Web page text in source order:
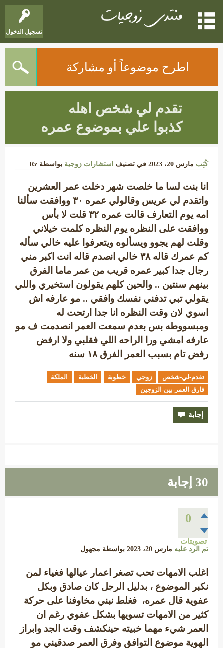
تسجيل الدخول
اطرح موضوعاً أو مشاركة
تقدم لي شخص اهله
كذبوا علي بموضوع عمره
كُتِب مارس 20، 2023 في تصنيف استشارات زوجية بواسطة Rz
انا بنت لسا ما خلصت شهر دخلت عمر العشرين
واتقدم لي عريس وقالولي عمره ٣٠ ووافقت سألنا
امه يوم التعارف قالت عمره ۳۲ قلت لا بأس
ووافقت على النظره يوم النظره كلمت خيلاني
وقلت لهم يجوو ويسألوه ويتعرفوا عليه خالي سأله
كم عمرك قاله ۳۸ خالي انصدم قاله انت اكبر مني
رجال جدا كبير عمره قريب من عمر ماما الفرق
بينهم سنتين .. والحين كلهم يقولون استخيري واللي
يقولي تبي تدفني نفسك وافقي .. مو عارفه اش
اسوي لان وقت النظره انا جدا ارتحت له
ومبسووطه بس بعدم سمعت العمر انصدمت ف مو
عارفه امشي ورا الراحه اللي فقلبي ولا ارفض
رفض تام بسبب العمر الفرق ١٨ سنه
تقدم-لي-شخص زوجي خطوبة الخطبة
الملكة
فارق-العمر-بين-الزوجين
30 إجابة
0
تصويتات
تم الرد عليه مارس 20، 2023 بواسطة مجهول
اغلب الامهات تحب تصغر اعمار عيالها فغياء لمن
نكبر الموضوع ، بدليل الرجل كان صادق وبكل
عفوية قال عمره، فغلط نبني مخاوفنا على حركة
كثير من الامهات تسويها بشكل عفوي رغم ان
العمر شيء مهما خبيته حينكشف وقت الجد وابراز
الهوية موضوع التوافق وفرق العمر صدقيني مو